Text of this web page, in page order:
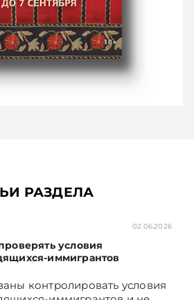
РАЗДЕЛА
02.06.2026
условия
иммигрантов
контролировать условия